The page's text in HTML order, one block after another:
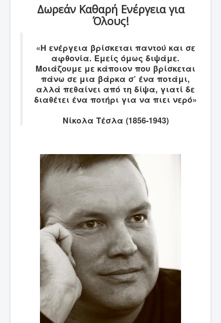
Δωρεάν Καθαρή Ενέργεια για
Όλους!
«H ενέργεια βρίσκεται παντού και σε
αφθονία. Εμείς όμως διψάμε.
Μοιάζουμε με κάποιον που βρίσκεται
πάνω σε μια βάρκα σ’ ένα ποτάμι,
αλλά πεθαίνει από τη δίψα, γιατί δε
διαθέτει ένα ποτήρι για να πιει νερό»
Νίκολα Τέσλα (1856-1943)